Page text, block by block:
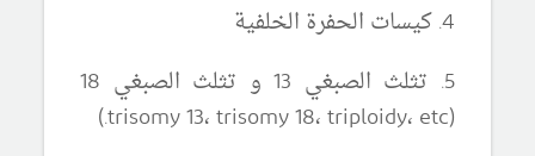
4. كيسات الحفرة الخلفية
5. تثلث الصبغي 13 و تثلث الصبغي 18
(trisomy 13، trisomy 18، triploidy، etc.)